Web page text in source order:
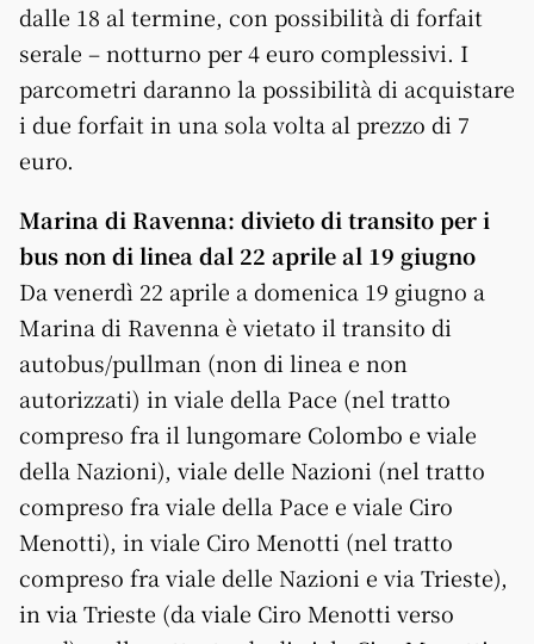
dalle 18 al termine, con possibilità di forfait
serale – notturno per 4 euro complessivi. I
parcometri daranno la possibilità di acquistare
i due forfait in una sola volta al prezzo di 7
euro.
Marina di Ravenna: divieto di transito per i
bus non di linea dal 22 aprile al 19 giugno
Da venerdì 22 aprile a domenica 19 giugno a
Marina di Ravenna è vietato il transito di
autobus/pullman (non di linea e non
autorizzati) in viale della Pace (nel tratto
compreso fra il lungomare Colombo e viale
della Nazioni), viale delle Nazioni (nel tratto
compreso fra viale della Pace e viale Ciro
Menotti), in viale Ciro Menotti (nel tratto
compreso fra viale delle Nazioni e via Trieste),
in via Trieste (da viale Ciro Menotti verso